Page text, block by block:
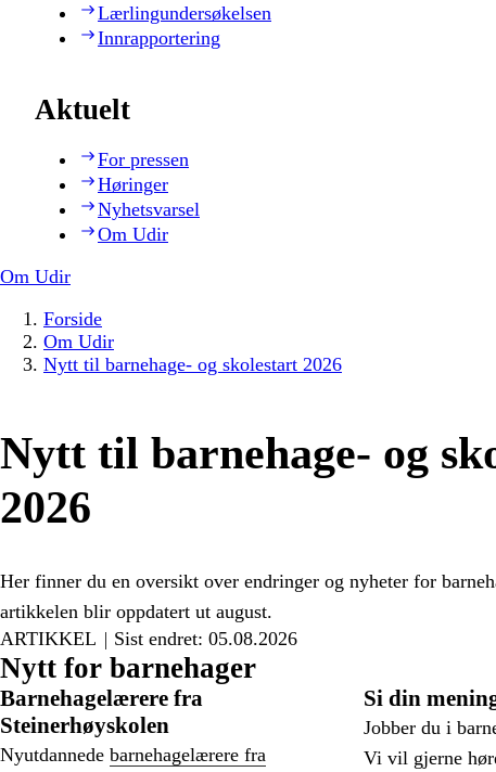
Lærlingundersøkelsen
Innrapportering
Aktuelt
For pressen
Høringer
Nyhetsvarsel
Om Udir
Om Udir
Forside
Om Udir
Nytt til barnehage- og skolestart 2026
Nytt til barnehage- og
2026
Her finner du en oversikt over endringer og nyheter for
artikkelen blir oppdatert ut august.
ARTIKKEL
Sist endret: 05.08.2026
Nytt for barnehager
Si din
Jobber du i
Vi vil gjerne
Barnehagelærere fra
Steinerhøyskolen
Nyutdannede barnehagelærere fra